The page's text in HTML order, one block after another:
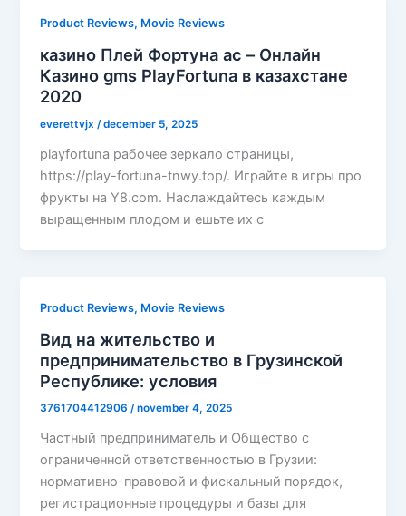
Product Reviews, Movie Reviews
казино Плей Фортуна ac – Онлайн
Казино gms PlayFortuna в казахстане
2020
everettvjx/december 5, 2025
playfortuna рабочее зеркало страницы,
https://play-fortuna-tnwy.top/. Играйте в игры про
фрукты на Y8.com. Наслаждайтесь каждым
выращенным плодом и ешьте их с
Product Reviews, Movie Reviews
Вид на жительство и
предпринимательство в Грузинской
Республике: условия
3761704412906/november 4, 2025
Частный предприниматель и Общество с
ограниченной ответственностью в Грузии:
нормативно-правовой и фискальный порядок,
регистрационные процедуры и базы для